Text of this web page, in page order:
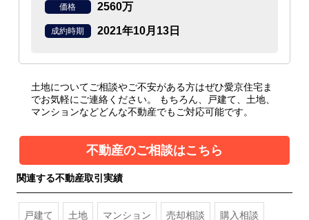
価格 2560万
成約時期 2021年10月13日
土地についてご相談やご不安がある方はぜひ愛京住宅ま
でお気軽にご連絡ください。
もちろん、戸建て、土地、
マンションなどどんな不動産でもご対応可能です。
不動産のご相談はこちら
関連する不動産取引実績
戸建て 土地 マンション 売却相談 購入相談